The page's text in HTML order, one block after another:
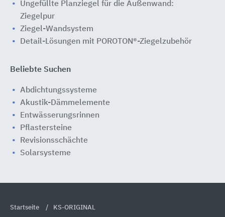
Ungefüllte Planziegel für die Außenwand:
Ziegelpur
Ziegel-Wandsystem
Detail-Lösungen mit POROTON®-Ziegelzubehör
Beliebte Suchen
Abdichtungssysteme
Akustik-Dämmelemente
Entwässerungsrinnen
Pflastersteine
Revisionsschächte
Solarsysteme
Startseite KS-ORIGINAL